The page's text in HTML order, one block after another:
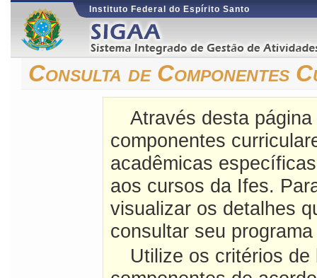
Instituto Federal do Espírito Santo
Consulta de Componentes
Através desta
componentes
acadêmicas
aos cursos da Ifes.
visualizar os detalhes
consultar seu
Utilize os critérios